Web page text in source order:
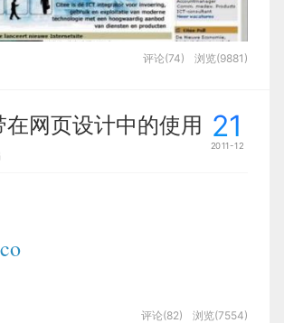
范的理性的分割方法。常见的骨骼有
按照骨骼比例进行编排配置，给人以
评论(74) 浏览(9881)
21
2011-12
网页设计中的使用
评论(82) 浏览(7554)